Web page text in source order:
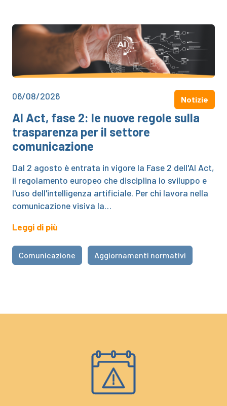
06/08/2026 Notizie
AI Act, fase 2: le nuove regole sulla
trasparenza per il settore
comunicazione
Dal 2 agosto è entrata in vigore la Fase 2 dell'AI Act,
il regolamento europeo che disciplina lo sviluppo e
l'uso dell'intelligenza artificiale. Per chi lavora nella
comunicazione visiva la…
Leggi di più
Comunicazione Aggiornamenti normativi